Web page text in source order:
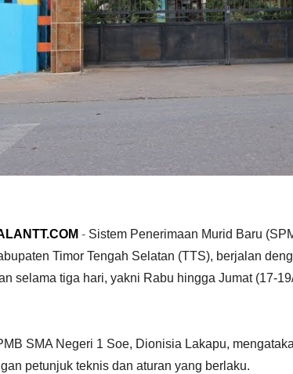
- Sistem Penerimaan Murid Baru
Timor Tengah Selatan (TTS), berjalan
selama tiga hari, yakni Rabu hingga Jumat (17-
SMA Negeri 1 Soe, Dionisia Lakapu,
petunjuk teknis dan aturan yang berlaku.